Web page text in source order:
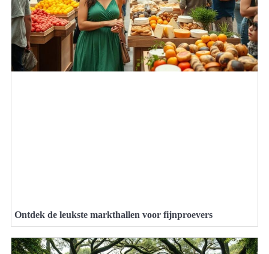
Ontdek de leukste markthallen voor fijnproevers